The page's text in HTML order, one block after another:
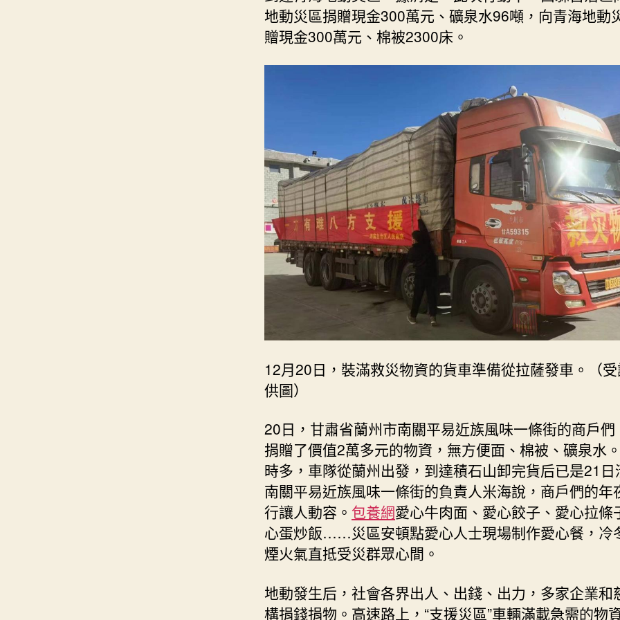
地動災區捐贈現金300萬元、礦泉水96噸，向青海地動
贈現金300萬元、棉被2300床。
12月20日，裝滿救災物資的貨車準備從拉薩發車。（
供圖）
20日，甘肅省蘭州市南關平易近族風味一條街的商戶們
捐贈了價值2萬多元的物資，無方便面、棉被、礦泉水
時多，車隊從蘭州出發，到達積石山卸完貨后已是21日
南關平易近族風味一條街的負責人米海說，商戶們的年
行讓人動容。 包養網愛心牛肉面、愛心餃子、愛心拉條
心蛋炒飯……災區安頓點愛心人士現場制作愛心餐，冷
煙火氣直抵受災群眾心間。
地動發生后，社會各界出人、出錢、出力，多家企業和
構捐錢捐物。高速路上，“支援災區”車輛滿載急需的物